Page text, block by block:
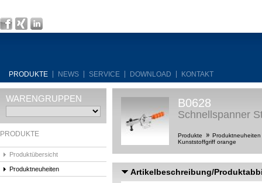
PRODUKTE NEWS SERVICE DOWNLOAD KONTAKT
WARENGRUPPEN
PRODUKTE
Produktübersicht
Produktneuheiten
B0628
Schnellspanner
Produkte
Produktneuheiten
Kunststoffgriff orange
Artikelbeschreibung/